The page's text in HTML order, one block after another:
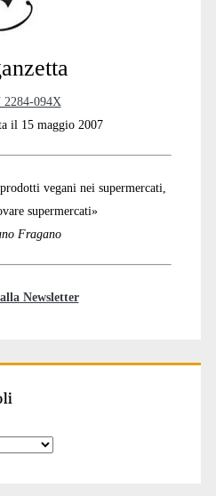
2284-094X
il 15 maggio 2007
vegani nei supermercati,
supermercati»
Fragano
Newsletter